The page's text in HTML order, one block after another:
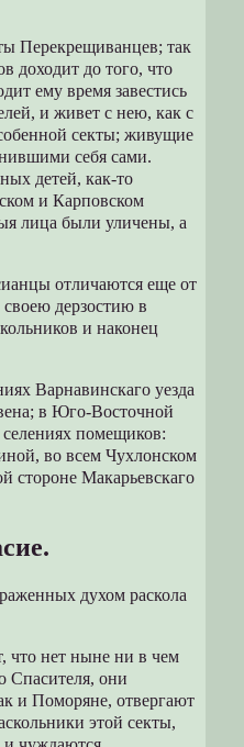
Перекрещиванцев; так
доходит до того, что
ему время завестись
и живет с нею, как с
секты; живущие
себя сами.
детей, как-то
и Карповском
лица были уличены, а
отличаются еще от
дерзостию в
и наконец
Варнавинскаго уезда
в Юго-Восточной
селениях помещиков:
во всем Чухлонском
стороне Макарьевскаго
духом раскола
что нет ныне ни в чем
Спасителя, они
и Поморяне, отвергают
этой секты,